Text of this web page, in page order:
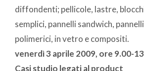
diffondenti; pellicole, lastre,
semplici, pannelli sandwich,
polimerici, in vetro e compositi.
venerdì 3 aprile 2009, ore 9.00-
Casi studio legati al product